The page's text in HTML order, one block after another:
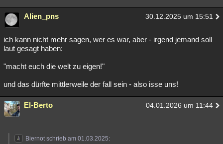
Alien_pns 30.12.2025 um 15:51
ich kann nicht mehr sagen, wer es war, aber - irgend jemand soll
laut gesagt haben:
"macht euch die welt zu eigen!"
und das dürfte mittlerweile der fall sein - also isse uns!
El-Berto 04.01.2026 um 11:44
Biernot schrieb am 01.03.2025: